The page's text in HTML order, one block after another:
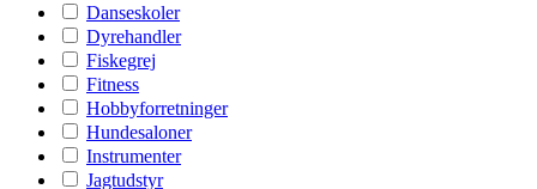
Danseskoler
Dyrehandler
Fiskegrej
Fitness
Hobbyforretninger
Hundesaloner
Instrumenter
Jagtudstyr